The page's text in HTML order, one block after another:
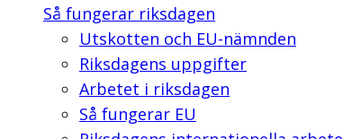
Så fungerar riksdagen
Utskotten och EU-nämnden
Riksdagens uppgifter
Arbetet i riksdagen
Så fungerar EU